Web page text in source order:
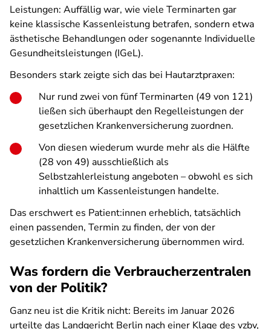
Leistungen: Auffällig war, wie viele Terminarten gar
keine klassische Kassenleistung betrafen, sondern etwa
ästhetische Behandlungen oder sogenannte Individuelle
Gesundheitsleistungen (IGeL).
Besonders stark zeigte sich das bei Hautarztpraxen:
Nur rund zwei von fünf Terminarten (49 von 121)
ließen sich überhaupt den Regelleistungen der
gesetzlichen Krankenversicherung zuordnen.
Von diesen wiederum wurde mehr als die Hälfte
(28 von 49) ausschließlich als
Selbstzahlerleistung angeboten – obwohl es sich
inhaltlich um Kassenleistungen handelte.
Das erschwert es Patient:innen erheblich, tatsächlich
einen passenden, Termin zu finden, der von der
gesetzlichen Krankenversicherung übernommen wird.
Was fordern die Verbraucherzentralen
von der Politik?
Ganz neu ist die Kritik nicht: Bereits im Januar 2026
urteilte das Landgericht Berlin nach einer Klage des vzbv,